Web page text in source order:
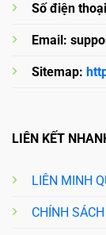
Số điện
Email:
Sitemap:
LIÊN KẾT
LIÊN MINH
CHÍNH